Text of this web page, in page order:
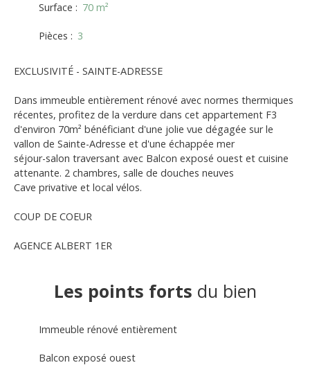
Surface : 70 m²
Pièces : 3
EXCLUSIVITÉ - SAINTE-ADRESSE
Dans immeuble entièrement rénové avec normes thermiques
récentes, profitez de la verdure dans cet appartement F3
d'environ 70m² bénéficiant d'une jolie vue dégagée sur le
vallon de Sainte-Adresse et d'une échappée mer
séjour-salon traversant avec Balcon exposé ouest et cuisine
attenante. 2 chambres, salle de douches neuves
Cave privative et local vélos.
COUP DE COEUR
AGENCE ALBERT 1ER
Les points forts du bien
Immeuble rénové entièrement
Balcon exposé ouest